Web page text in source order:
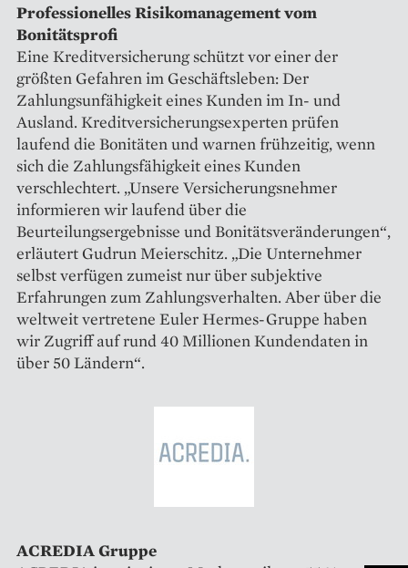
Professionelles Risikomanagement vom
Bonitätsprofi
Eine Kreditversicherung schützt vor einer der
größten Gefahren im Geschäftsleben: Der
Zahlungsunfähigkeit eines Kunden im In- und
Ausland. Kreditversicherungsexperten prüfen
laufend die Bonitäten und warnen frühzeitig, wenn
sich die Zahlungsfähigkeit eines Kunden
verschlechtert. „Unsere Versicherungsnehmer
informieren wir laufend über die
Beurteilungsergebnisse und Bonitätsveränderungen“,
erläutert Gudrun Meierschitz. „Die Unternehmer
selbst verfügen zumeist nur über subjektive
Erfahrungen zum Zahlungsverhalten. Aber über die
weltweit vertretene Euler Hermes-Gruppe haben
wir Zugriff auf rund 40 Millionen Kundendaten in
über 50 Ländern“.
ACREDIA Gruppe